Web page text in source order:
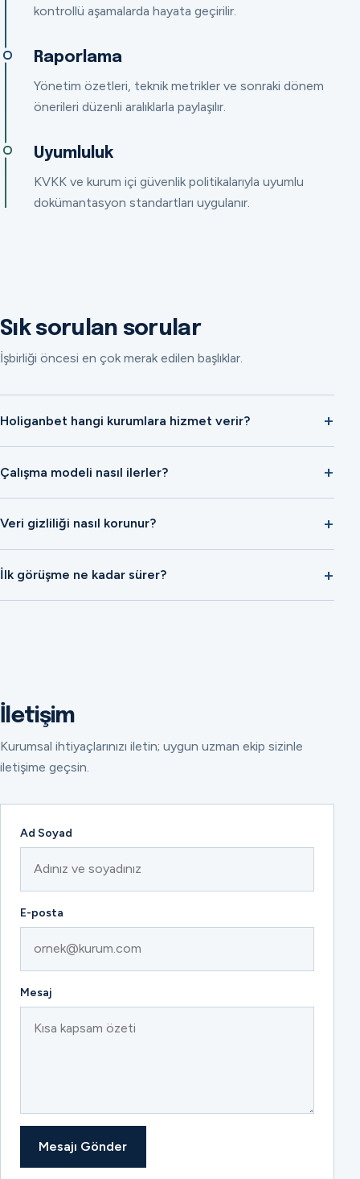
kontrollü aşamalarda hayata geçirilir.
Raporlama
Yönetim özetleri, teknik metrikler ve sonraki dönem
önerileri düzenli aralıklarla paylaşılır.
Uyumluluk
KVKK ve kurum içi güvenlik politikalarıyla uyumlu
dokümantasyon standartları uygulanır.
Sık sorulan sorular
İşbirliği öncesi en çok merak edilen başlıklar.
Holiganbet hangi kurumlara hizmet verir?
Çalışma modeli nasıl ilerler?
Veri gizliliği nasıl korunur?
İlk görüşme ne kadar sürer?
İletişim
Kurumsal ihtiyaçlarınızı iletin; uygun uzman ekip sizinle
iletişime geçsin.
Ad Soyad
E-posta
Mesaj
Mesajı Gönder